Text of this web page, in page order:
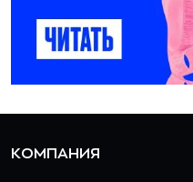
КОМПАНИЯ